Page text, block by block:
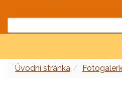
Úvodní stránka